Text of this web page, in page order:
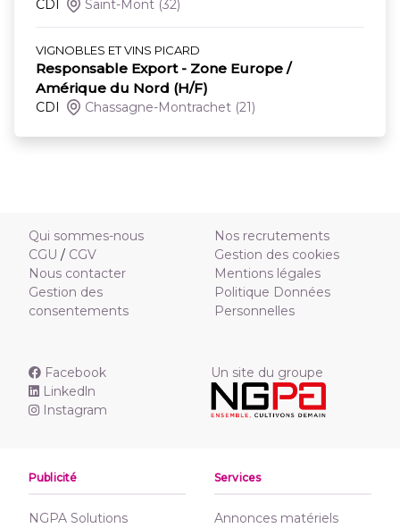
CDI Saint-Mont (32)
VIGNOBLES ET VINS PICARD
Responsable Export - Zone Europe /
Amérique du Nord (H/F)
CDI Chassagne-Montrachet (21)
Qui sommes-nous
CGU / CGV
Nous contacter
Gestion des
consentements
Nos recrutements
Gestion des cookies
Mentions légales
Politique Données
Personnelles
Facebook
Linkedln
Instagram
Un site du groupe
Publicité
NGPA Solutions
Services
Annonces matériels